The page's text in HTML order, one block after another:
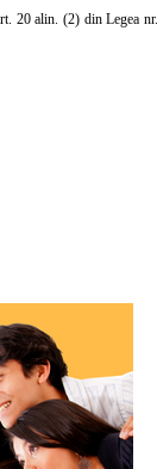
20 alin. (2) din Legea nr.